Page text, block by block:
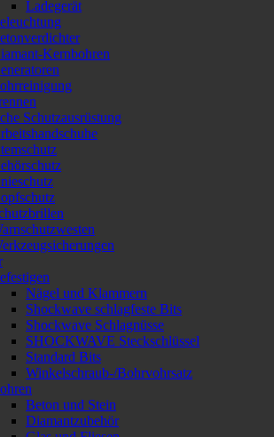
Ladegerät
Kernbohren
Schutzausrüstung
Nägel und Klammern
Shockwave schlagfeste Bits
Shockwave Schlagnüsse
SHOCKWAVE Steckschlüssel
Standard Bits
Winkelschraub-/Bohrvohrsatz
Beton und Stein
Diamantzubehör